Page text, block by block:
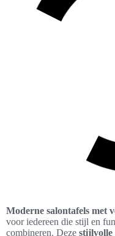
Moderne salontafels met
voor iedereen die stijl en
combineren. Deze stijlvolle